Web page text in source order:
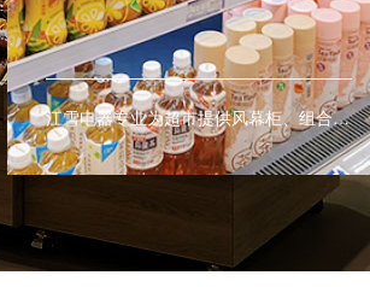
江雪电器专业为超市提供风幕柜、组合式岛柜、子母柜、多开门冷柜、冰台等商用制冷设备。